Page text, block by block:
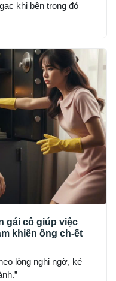
khi bên trong đó
gái cô giúp việc
khiến ông ch-ết
lòng nghi ngờ, kẻ